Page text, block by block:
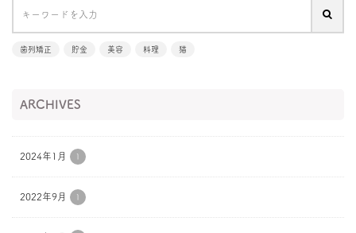
歯列矯正 貯金 美容 料理 猫
ARCHIVES
2024年1月 1
2022年9月 1